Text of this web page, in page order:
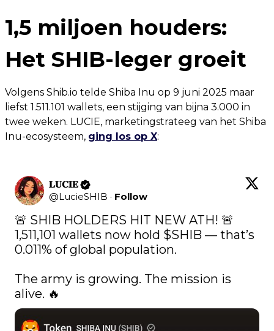
1,5 miljoen houders:
Het SHIB-leger groeit
Volgens Shib.io telde Shiba Inu op 9 juni 2025 maar
liefst 1.511.101 wallets, een stijging van bijna 3.000 in
twee weken. LUCIE, marketingstrateeg van het Shiba
Inu-ecosysteem, ging los op X:
𝐋𝐔𝐂𝐈𝐄
@LucieSHIB · Follow
🚨 SHIB HOLDERS HIT NEW ATH! 🚨
1,511,101 wallets now hold $SHIB — that’s
0.011% of global population.
The army is growing. The mission is
alive. 🔥